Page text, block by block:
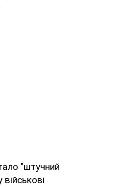
"штучний